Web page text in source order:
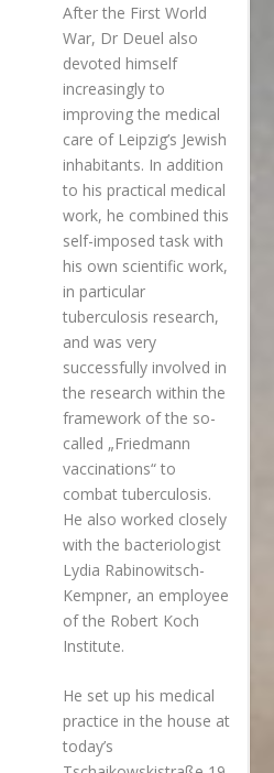
After the First World
War, Dr Deuel also
devoted himself
increasingly to
improving the medical
care of Leipzig’s Jewish
inhabitants. In addition
to his practical medical
work, he combined this
self-imposed task with
his own scientific work,
in particular
tuberculosis research,
and was very
successfully involved in
the research within the
framework of the so-
called „Friedmann
vaccinations“ to
combat tuberculosis.
He also worked closely
with the bacteriologist
Lydia Rabinowitsch-
Kempner, an employee
of the Robert Koch
Institute.
He set up his medical
practice in the house at
today’s